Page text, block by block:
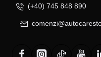
(+40) 745 848 890